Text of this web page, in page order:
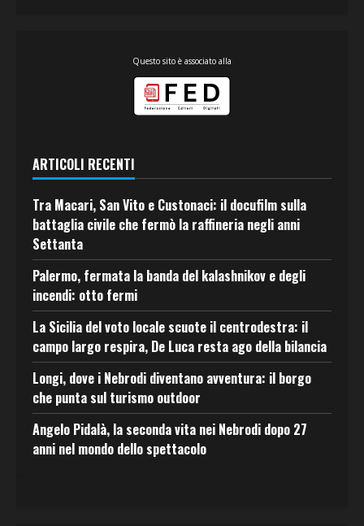
Questo sito è associato alla
ARTICOLI RECENTI
Tra Macari, San Vito e Custonaci: il docufilm sulla
battaglia civile che fermò la raffineria negli anni
Settanta
Palermo, fermata la banda del kalashnikov e degli
incendi: otto fermi
La Sicilia del voto locale scuote il centrodestra: il
campo largo respira, De Luca resta ago della bilancia
Longi, dove i Nebrodi diventano avventura: il borgo
che punta sul turismo outdoor
Angelo Pidalà, la seconda vita nei Nebrodi dopo 27
anni nel mondo dello spettacolo